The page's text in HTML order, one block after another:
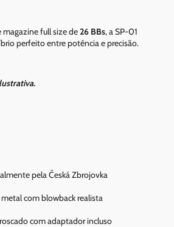
magazine full size de26 BBs, a SP-01
perfeito entre potência e precisão.
pela Česká Zbrojovka
com blowback realista
com adaptador incluso